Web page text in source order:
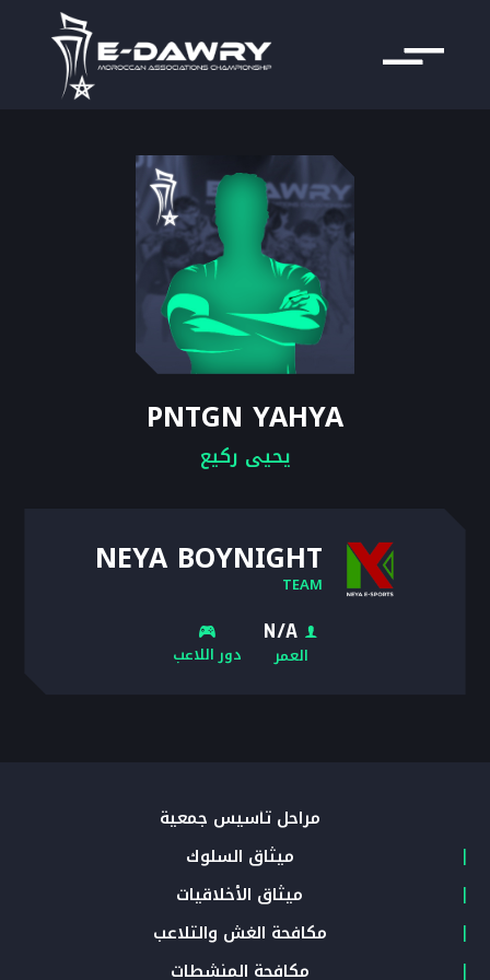
PNTGN YAHYA
يحيى ركيع
NEYA BOYNIGHT
TEAM
N/A
العمر دور اللاعب
مراحل تأسيس جمعية
ميثاق السلوك
ميثاق الأخلاقيات
مكافحة الغش والتلاعب
مكافحة المنشطات